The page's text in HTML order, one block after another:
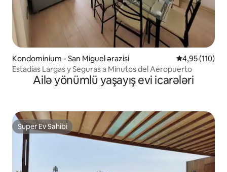
Kondominium - San Miguel ərazisi Ortalama
4,95 (110)
Estadías Largas y Seguras a Minutos del Aeropuerto
Ailə yönümlü yaşayış evi icarələri
Super Ev Sahibi
Super Ev Sahibi